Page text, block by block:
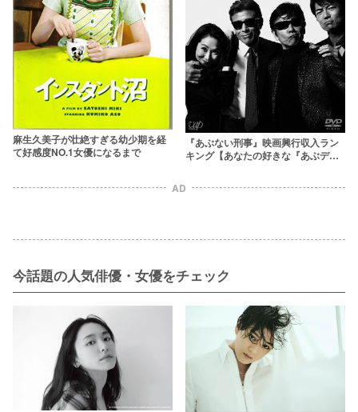
麻生久美子が壮絶すぎる幼少期を経
て好感度NO.1女優になるまで
『あぶない刑事』映画興行収入ラン
キング【あなたの好きな『あぶデ
AD
今話題の人気俳優・女優をチェック